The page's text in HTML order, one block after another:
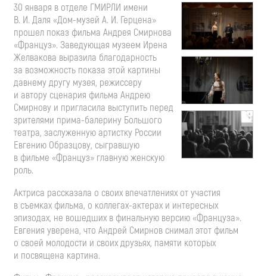
30 января в отделе ГМИРЛИ имени
В. И. Даля «Дом-музей А. И. Герцена»
прошел показ фильма Андрея Смирнова
«Француз». Заведующая музеем Ирена
Желвакова выразила благодарность
за возможность показа этой картины
давнему другу музея, режиссеру
и автору сценария фильма Андрею
Смирнову и пригласила выступить перед
зрителями прима-балерину Большого
театра, заслуженную артистку России
Евгению Образцову, сыгравшую
в фильме «Француз» главную женскую
роль.
Актриса рассказала о своих впечатлениях от участия
в съемках фильма, о коллегах-актерах и интересных
эпизодах, не вошедших в финальную версию «Француза».
Евгения уверена, что Андрей Смирнов снимал этот фильм
о своей молодости и своих друзьях, памяти которых
и посвящена картина.